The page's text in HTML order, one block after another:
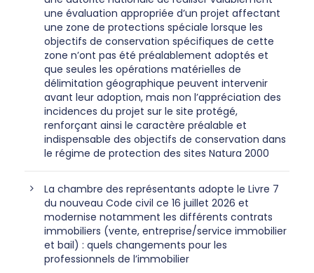
une évaluation appropriée d’un projet affectant
une zone de protections spéciale lorsque les
objectifs de conservation spécifiques de cette
zone n’ont pas été préalablement adoptés et
que seules les opérations matérielles de
délimitation géographique peuvent intervenir
avant leur adoption, mais non l’appréciation des
incidences du projet sur le site protégé,
renforçant ainsi le caractère préalable et
indispensable des objectifs de conservation dans
le régime de protection des sites Natura 2000
La chambre des représentants adopte le Livre 7
du nouveau Code civil ce 16 juillet 2026 et
modernise notamment les différents contrats
immobiliers (vente, entreprise/service immobilier
et bail) : quels changements pour les
professionnels de l’immobilier